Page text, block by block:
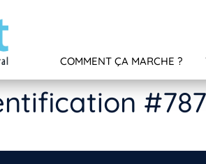
COMMENT ÇA MARCHE ?